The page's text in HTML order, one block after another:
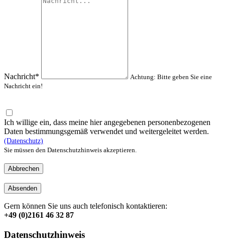
Nachricht*
Achtung: Bitte geben Sie eine
Nachricht ein!
Ich willige ein, dass meine hier angegebenen personenbezogenen
Daten bestimmungsgemäß verwendet und weitergeleitet werden.
(Datenschutz)
Sie müssen den Datenschutzhinweis akzeptieren.
Abbrechen
Absenden
Gern können Sie uns auch telefonisch kontaktieren:
+49 (0)2161 46 32 87
Datenschutzhinweis